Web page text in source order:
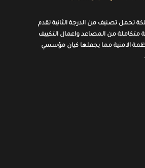
تحمل تصنيف من الدرجة الثانية تقدم
متكاملة من المصاعد واعمال التكييف
الامنية مما يجعلها كيان مؤسسي